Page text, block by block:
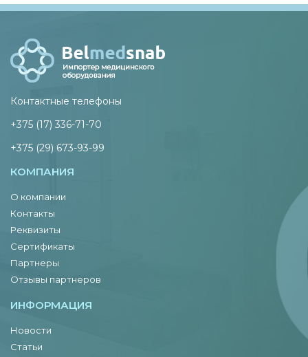
Контактные телефоны
+375 (17) 336-71-70
+375 (29) 673-93-99
КОМПАНИЯ
О компании
Контакты
Реквизиты
Сертификаты
Партнеры
Отзывы партнеров
ИНФОРМАЦИЯ
Новости
Статьи